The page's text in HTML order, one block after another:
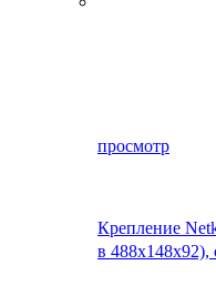
просмотр
Крепление
в 488х148х92),